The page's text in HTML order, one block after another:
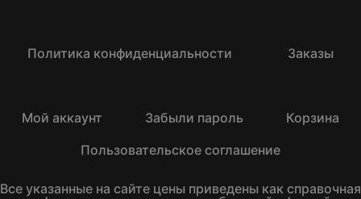
Политика конфиденциальности Заказы
Мой аккаунт Забыли пароль
Корзина
Пользовательское соглашение
Все указанные на сайте цены приведены как справочная